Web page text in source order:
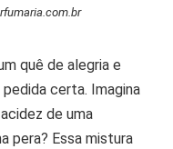
quê de alegria e
certa. Imagina
de uma
pera? Essa mistura